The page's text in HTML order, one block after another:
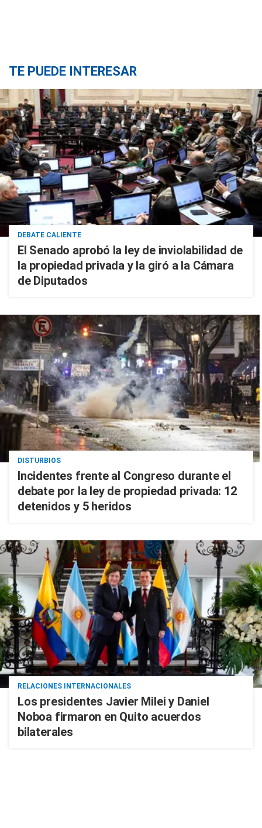
TE PUEDE INTERESAR
DEBATE CALIENTE
El Senado aprobó la ley de inviolabilidad de
la propiedad privada y la giró a la Cámara
de Diputados
DISTURBIOS
Incidentes frente al Congreso durante el
debate por la ley de propiedad privada: 12
detenidos y 5 heridos
RELACIONES INTERNACIONALES
Los presidentes Javier Milei y Daniel
Noboa firmaron en Quito acuerdos
bilaterales